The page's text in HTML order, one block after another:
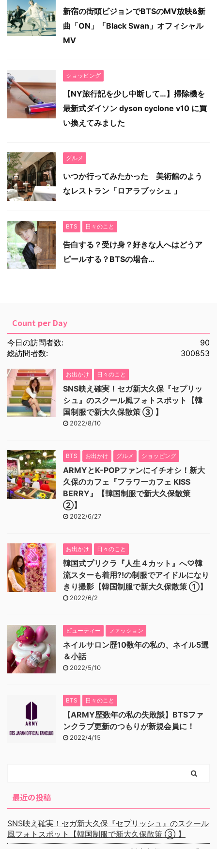
新宿の街頭ビジョンでBTSのMV放映&新
曲「ON」「Black Swan」オフィシャル
MV
ショッピング
【NY旅行記を少し中断して…】掃除機を
最新式ダイソン dyson cyclone v10 に買
い換えてみました
グルメ
いつか行ってみたかった 美術館のよう
なレストラン「ロアラブッシュ 」
BTS 日々のこと
告白する？受け身？好きな人へはどうア
ピールする？BTSの場合…
Count per Day
90
今日の訪問者数:
300853
総訪問者数:
お出かけ 日々のこと
SNS映え確実！セガ新大久保『セプリッ
シュ』のスクール風フォトスポット【韓
国制服で新大久保散策 ③ 】
2022/8/10
BTS お出かけ グルメ ショッピング
ARMYとK-POPファンにイチオシ！新大
久保のカフェ『フラワーカフェ KISS
BERRY』【韓国制服で新大久保散策
②】
2022/6/27
お出かけ 日々のこと
韓国式プリクラ『人生４カット』へ♡韓
流スターも着用⁈の制服でアイドルになり
きり撮影【韓国制服で新大久保散策 ①】
2022/6/2
ビューティー ファッション
ネイルサロン歴10数年の私の、ネイル5選
＆小話
2022/5/10
BTS 日々のこと
【ARMY歴数年の私の失敗談】BTSファ
ンクラブ更新のつもりが新規会員に！
2022/4/15
最近の投稿
SNS映え確実！セガ新大久保『セプリッシュ』のスクール
風フォトスポット【韓国制服で新大久保散策 ③ 】